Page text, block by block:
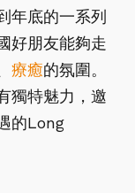
年底的一系列
好朋友能夠走
療癒的氛圍。
獨特魅力，邀
的Long